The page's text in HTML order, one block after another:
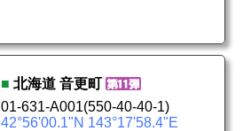
■ 北海道 音更町
01-631-A001(550-40-40-1)
42°56'00.1"N 143°17'58.4"E